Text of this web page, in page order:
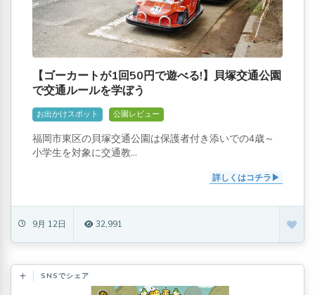
【ゴーカートが1回50円で遊べる!】貝塚交通公園
で交通ルールを学ぼう
お出かけスポット 公園レビュー
福岡市東区の貝塚交通公園は保護者付き添いでの4歳～
小学生を対象に交通教...
詳しくはコチラ
9月 12日 32,991
SNSでシェア